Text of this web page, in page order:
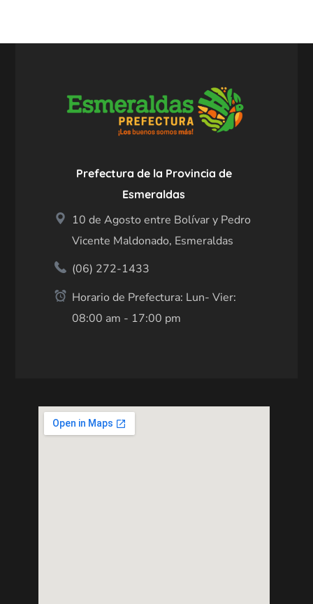
Prefectura de la Provincia de
Esmeraldas
10 de Agosto entre Bolívar y Pedro
Vicente Maldonado, Esmeraldas
(06) 272-1433
Horario de Prefectura: Lun- Vier:
08:00 am - 17:00 pm